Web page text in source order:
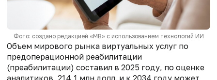
Фото: создано редакцией «МВ» с использованием технологий ИИ
Объем мирового рынка виртуальных услуг по
предоперационной реабилитации
(преабилитации) составил в 2025 году, по оценке